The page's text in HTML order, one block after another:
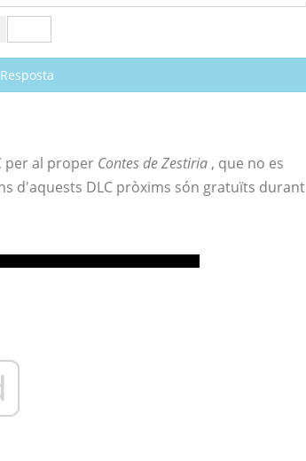
per al proper Contes de Zestiria , que no es
d'aquests DLC pròxims són gratuïts durant